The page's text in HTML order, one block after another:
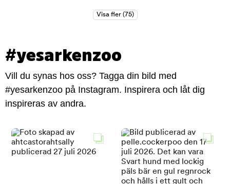
#yesarkenzoo
Vill du synas hos oss? Tagga din bild med
#yesarkenzoo på Instagram. Inspirera och låt dig
inspireras av andra.